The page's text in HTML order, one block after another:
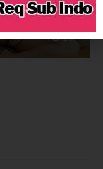
267